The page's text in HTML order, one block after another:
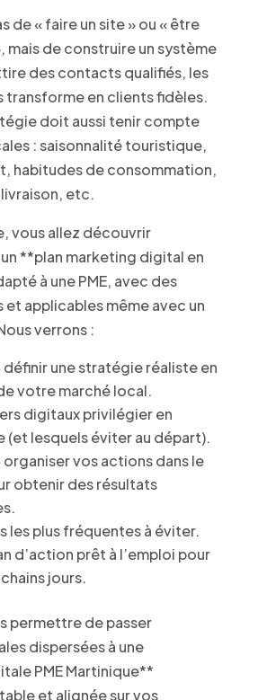
de « faire un site » ou « être
mais de construire un système
des contacts qualifiés, les
transforme en clients fidèles.
doit aussi tenir compte
: saisonnalité touristique,
habitudes de consommation,
etc.
vous allez découvrir
**plan marketing digital en
à une PME, avec des
applicables même avec un
verrons :
une stratégie réaliste en
votre marché local.
digitaux privilégier en
(et lesquels éviter au départ).
vos actions dans le
obtenir des résultats
les plus fréquentes à éviter.
d’action prêt à l’emploi pour
jours.
permettre de passer
dispersées à une
PME Martinique**
et alignée sur vos